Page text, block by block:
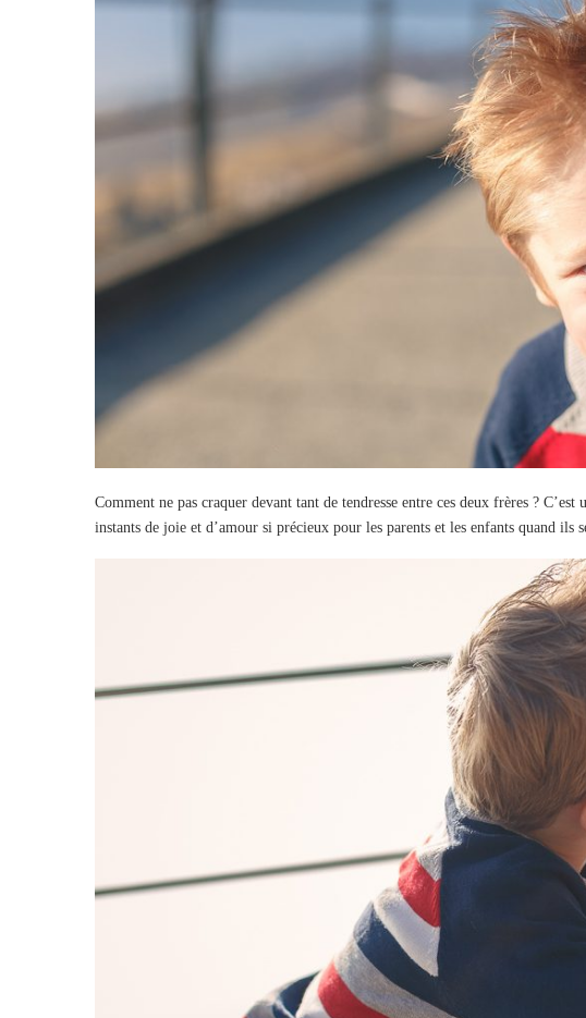
Comment ne pas craquer devant tant de tendresse entre ces deux frères ?
instants de joie et d’amour si précieux pour les parents et les enfants quand ils